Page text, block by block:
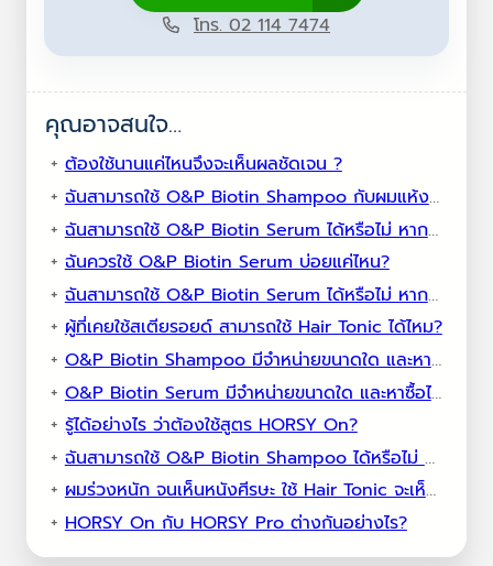
โทร. 02 114 7474
คุณอาจสนใจ…
ต้องใช้นานแค่ไหนจึงจะเห็นผลชัดเจน ?
ฉันสามารถใช้ O&P Biotin Shampoo กับผมแห้งได้หรือไม่?
ฉันสามารถใช้ O&P Biotin Serum ได้หรือไม่ หากฉันใช้ผลิตภัณฑ์ปลูกผมอื่นๆ อยู่แล้ว
ฉันควรใช้ O&P Biotin Serum บ่อยแค่ไหน?
ฉันสามารถใช้ O&P Biotin Serum ได้หรือไม่ หากฉันกำลังตั้งครรภ์หรือให้นมบุตร
ผู้ที่เคยใช้สเตียรอยด์ สามารถใช้ Hair Tonic ได้ไหม?
O&P Biotin Shampoo มีจำหน่ายขนาดใด และหาซื้อได้ที่ไหน?
O&P Biotin Serum มีจำหน่ายขนาดใด และหาซื้อได้ที่ไหน
รู้ได้อย่างไร ว่าต้องใช้สูตร HORSY On?
ฉันสามารถใช้ O&P Biotin Shampoo ได้หรือไม่ หากฉันกำลังตั้งครรภ์หรือให้นมบุตร?
ผมร่วงหนัก จนเห็นหนังศีรษะ ใช้ Hair Tonic จะเห็นผลไหม?
HORSY On กับ HORSY Pro ต่างกันอย่างไร?